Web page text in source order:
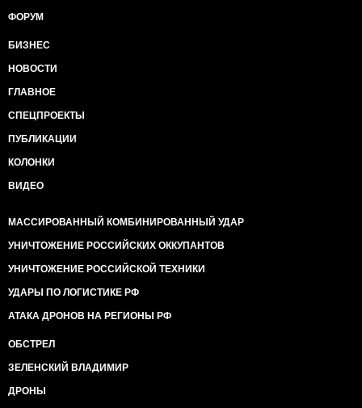
ФОРУМ
БИЗНЕС
НОВОСТИ
ГЛАВНОЕ
СПЕЦПРОЕКТЫ
ПУБЛИКАЦИИ
КОЛОНКИ
ВИДЕО
МАССИРОВАННЫЙ КОМБИНИРОВАННЫЙ УДАР
УНИЧТОЖЕНИЕ РОССИЙСКИХ ОККУПАНТОВ
УНИЧТОЖЕНИЕ РОССИЙСКОЙ ТЕХНИКИ
УДАРЫ ПО ЛОГИСТИКЕ РФ
АТАКА ДРОНОВ НА РЕГИОНЫ РФ
ОБСТРЕЛ
ЗЕЛЕНСКИЙ ВЛАДИМИР
ДРОНЫ